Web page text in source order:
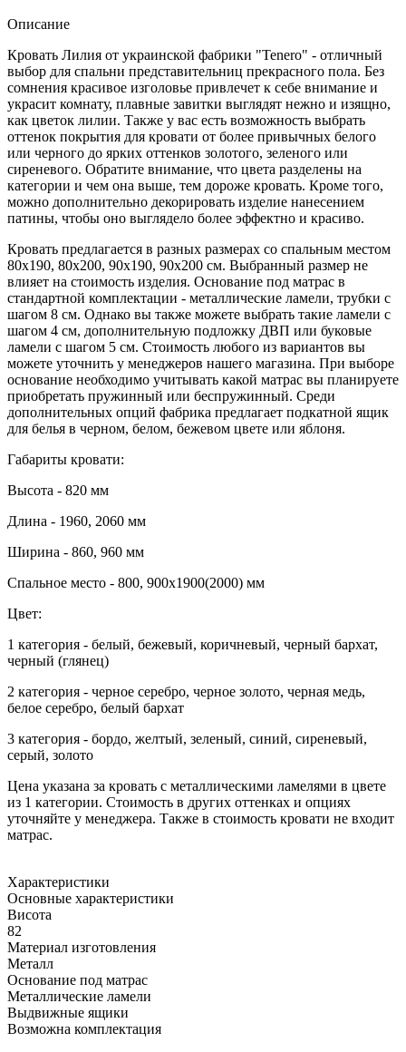
Описание
Кровать Лилия от украинской фабрики "Tenero" - отличный
выбор для спальни представительниц прекрасного пола. Без
сомнения красивое изголовье привлечет к себе внимание и
украсит комнату, плавные завитки выглядят нежно и изящно,
как цветок лилии. Также у вас есть возможность выбрать
оттенок покрытия для кровати от более привычных белого
или черного до ярких оттенков золотого, зеленого или
сиреневого. Обратите внимание, что цвета разделены на
категории и чем она выше, тем дороже кровать. Кроме того,
можно дополнительно декорировать изделие нанесением
патины, чтобы оно выглядело более эффектно и красиво.
Кровать предлагается в разных размерах со спальным местом
80х190, 80х200, 90х190, 90х200 см. Выбранный размер не
влияет на стоимость изделия. Основание под матрас в
стандартной комплектации - металлические ламели, трубки с
шагом 8 см. Однако вы также можете выбрать такие ламели с
шагом 4 см, дополнительную подложку ДВП или буковые
ламели с шагом 5 см. Стоимость любого из вариантов вы
можете уточнить у менеджеров нашего магазина. При выборе
основание необходимо учитывать какой матрас вы планируете
приобретать пружинный или беспружинный. Среди
дополнительных опций фабрика предлагает подкатной ящик
для белья в черном, белом, бежевом цвете или яблоня.
Габариты кровати:
Высота - 820 мм
Длина - 1960, 2060 мм
Ширина - 860, 960 мм
Спальное место - 800, 900х1900(2000) мм
Цвет:
1 категория - белый, бежевый, коричневый, черный бархат,
черный (глянец)
2 категория - черное серебро, черное золото, черная медь,
белое серебро, белый бархат
3 категория - бордо, желтый, зеленый, синий, сиреневый,
серый, золото
Цена указана за кровать с металлическими ламелями в цвете
из 1 категории. Стоимость в других оттенках и опциях
уточняйте у менеджера. Также в стоимость кровати не входит
матрас.
Характеристики
Основные характеристики
Висота
82
Материал изготовления
Металл
Основание под матрас
Металлические ламели
Выдвижные ящики
Возможна комплектация